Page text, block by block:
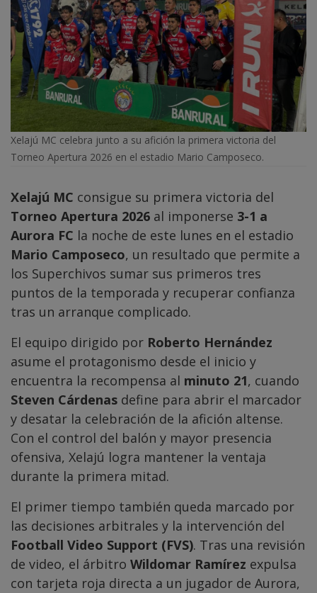
Xelajú MC celebra junto a su afición la primera victoria del
Torneo Apertura 2026 en el estadio Mario Camposeco.
Xelajú MC consigue su primera victoria del
Torneo Apertura 2026 al imponerse 3-1 a
Aurora FC la noche de este lunes en el estadio
Mario Camposeco, un resultado que permite a
los Superchivos sumar sus primeros tres
puntos de la temporada y recuperar confianza
tras un arranque complicado.
El equipo dirigido por Roberto Hernández
asume el protagonismo desde el inicio y
encuentra la recompensa al minuto 21, cuando
Steven Cárdenas define para abrir el marcador
y desatar la celebración de la afición altense.
Con el control del balón y mayor presencia
ofensiva, Xelajú logra mantener la ventaja
durante la primera mitad.
El primer tiempo también queda marcado por
las decisiones arbitrales y la intervención del
Football Video Support (FVS). Tras una revisión
de video, el árbitro Wildomar Ramírez expulsa
con tarjeta roja directa a un jugador de Aurora,